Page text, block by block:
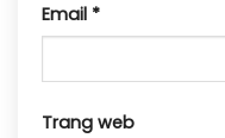
Email *
Trang web